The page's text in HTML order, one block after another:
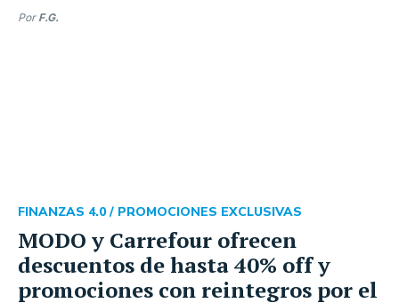
Por F.G.
MODO y Carrefour ofrecen
descuentos de hasta 40% off y
promociones con reintegros por el
FINANZAS 4.0 / PROMOCIONES EXCLUSIVAS